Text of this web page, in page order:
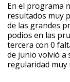
En el programa
resultados muy
de las grandes
podios en las
tercera con 0
de junio volvió a
regularidad muy